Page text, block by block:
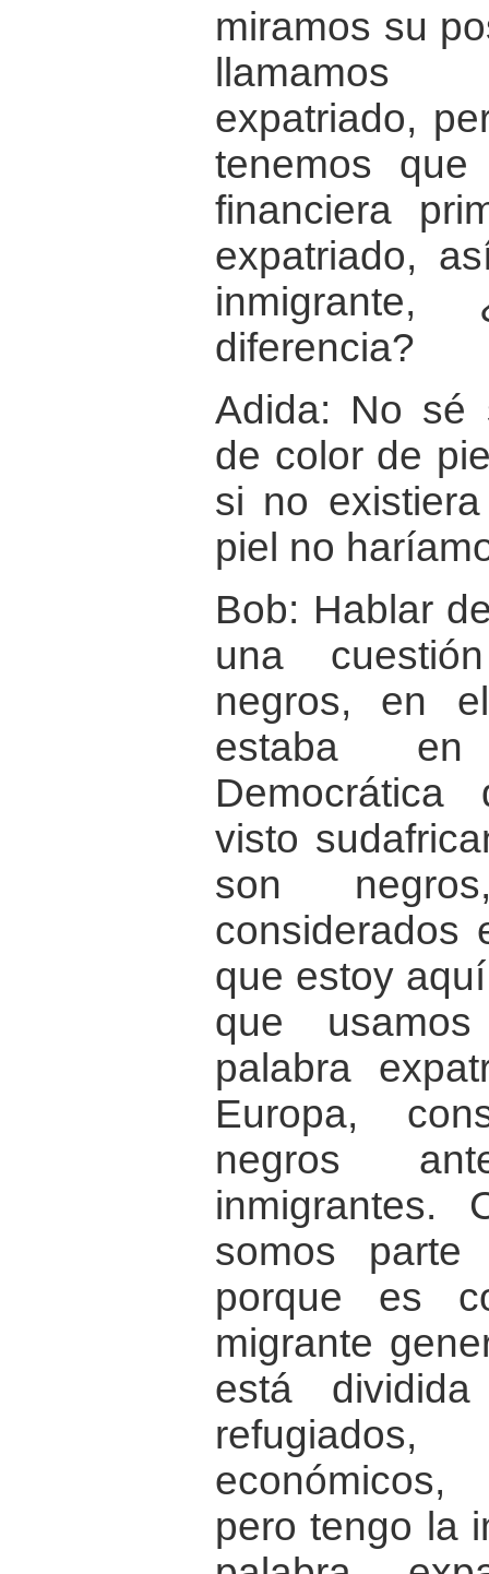
miramos su
expatriado,
tenemos
financiera
expatriado,
diferencia?
Adida: No sé
de color de
si no
piel no
Bob: Hablar
una
negros, en
estaba
visto
son
considerados
que estoy
que
palabra
Europa,
negros
inmigrantes.
somos
porque es
migrante
está
refugiados,
pero tengo la